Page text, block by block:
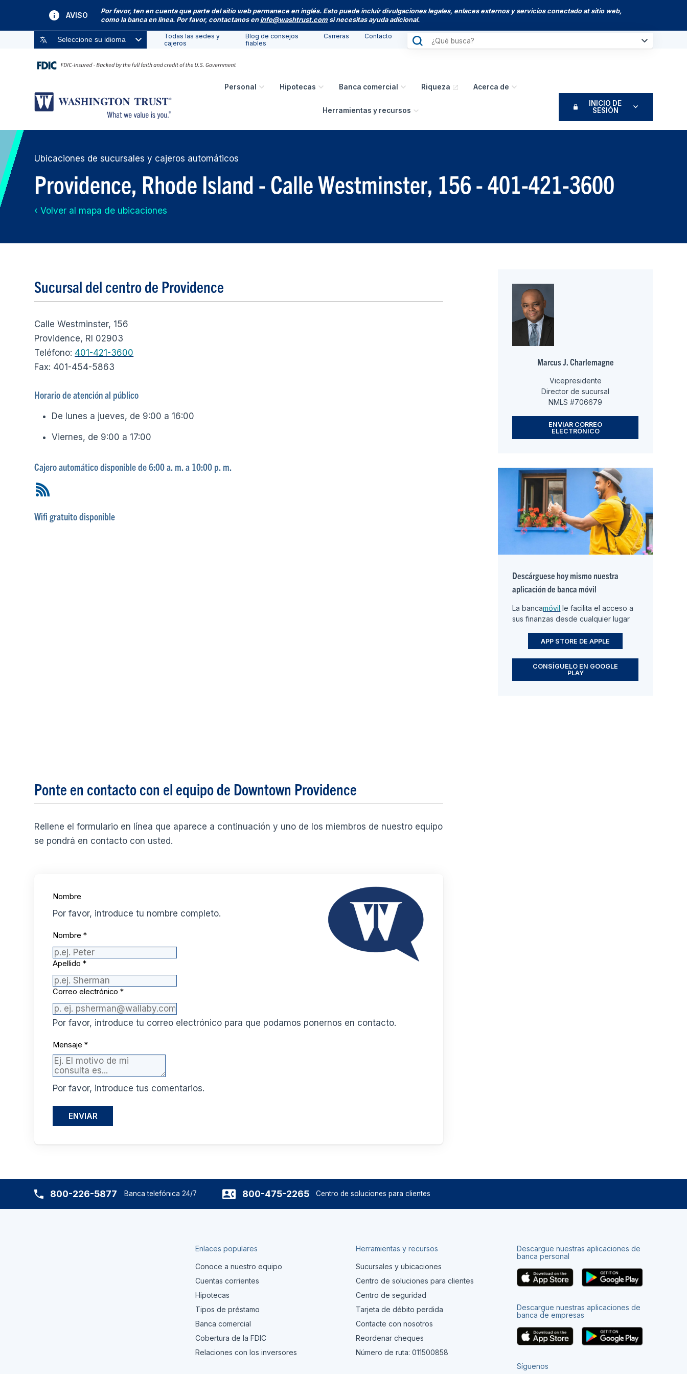
AVISO
Por favor, ten en cuenta que parte del sitio web permanece en inglés. Esto puede incluir divulgaciones legales, enlaces externos y servicios conectado at sitio web,
como la banca en línea. Por favor, contactanos en info@washtrust.com si necesitas ayuda adicional.
Seleccione su idioma
Todas las sedes y
cajeros
Blog de consejos
fiables
Carreras Contacto
Personal Hipotecas Banca comercial Riqueza Acerca de
Herramientas y recursos
INICIO DE
SESIÓN
Ubicaciones de sucursales y cajeros automáticos
Providence, Rhode Island - Calle Westminster, 156 - 401-421-3600
‹ Volver al mapa de ubicaciones
Sucursal del centro de Providence
Calle Westminster, 156
Providence, RI 02903
Teléfono: 401-421-3600
Fax: 401-454-5863
Horario de atención al público
De lunes a jueves, de 9:00 a 16:00
Viernes, de 9:00 a 17:00
Cajero automático disponible de 6:00 a. m. a 10:00 p. m.
Wifi gratuito disponible
Ponte en contacto con el equipo de Downtown Providence
Rellene el formulario en línea que aparece a continuación y uno de los miembros de nuestro equipo
se pondrá en contacto con usted.
Nombre
Por favor, introduce tu nombre completo.
Nombre*
Apellido*
Correo electrónico*
Por favor, introduce tu correo electrónico para que podamos ponernos en contacto.
Mensaje*
Por favor, introduce tus comentarios.
ENVIAR
Marcus J. Charlemagne
Vicepresidente
Director de sucursal
NMLS #706679
ENVIAR CORREO
ELECTRÓNICO
Descárguese hoy mismo nuestra
aplicación de banca móvil
La bancamóvil le facilita el acceso a
sus finanzas desde cualquier lugar
APP STORE DE APPLE
CONSÍGUELO EN GOOGLE
PLAY
800-226-5877 Banca telefónica 24/7 800-475-2265 Centro de soluciones para clientes
Enlaces populares
Conoce a nuestro equipo
Cuentas corrientes
Hipotecas
Tipos de préstamo
Banca comercial
Cobertura de la FDIC
Relaciones con los inversores
Herramientas y recursos
Sucursales y ubicaciones
Centro de soluciones para clientes
Centro de seguridad
Tarjeta de débito perdida
Contacte con nosotros
Reordenar cheques
Número de ruta: 011500858
Descargue nuestras aplicaciones de
banca personal
Descargue nuestras aplicaciones de
banca de empresas
Síguenos